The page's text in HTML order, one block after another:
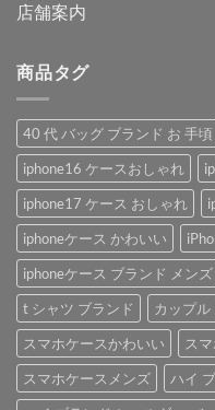
店舗案内
商品タグ
40 代 バッグ ブランド お 手頃
iphone16 ケースおしゃれ
iphone17 ケース おしゃれ
iphoneケース かわいい
iphoneケース ブランド メンズ
t シャツ ブランド
カップル
スマホケースかわいい
ス
スマホケースメンズ
ハイ